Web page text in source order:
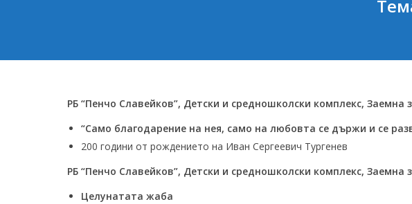
РБ “Пенчо Славейков”, Детски и средношколски комплекс, Заемна
“Само благодарение на нея, само на любовта се държи и се
200 години от рождението на Иван Сергеевич Тургенев
РБ “Пенчо Славейков”, Детски и средношколски комплекс, Заемна
Целунатата жаба